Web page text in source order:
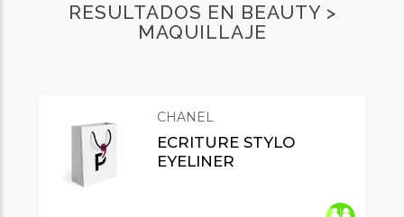
RESULTADOS EN BEAUTY >
MAQUILLAJE
CHANEL
ECRITURE STYLO
EYELINER